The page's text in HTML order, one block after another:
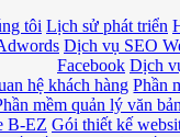
tôi Lịch sử phát triển
Dịch vụ SEO
Facebook Dịch
hệ khách hàng Phần
mềm quản lý văn
B-EZ Gói thiết kế